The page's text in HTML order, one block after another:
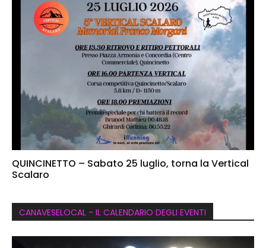
QUINCINETTO – Sabato 25 luglio, torna la Vertical
Scalaro
CANAVESELOCAL - IL CALENDARIO DEGLI EVENTI